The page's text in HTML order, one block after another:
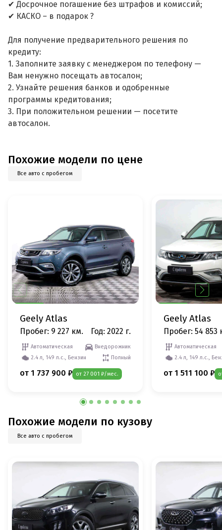
✔ Досрочное погашение без штрафов и комиссий;
✔ КАСКО – в подарок ?
Для получение предварительного решения по
кредиту:
1. Заполните заявку с менеджером по телефону —
Вам ненужно посещать автосалон;
2. Узнайте решения банков и одобренные
программы кредитования;
3. При положительном решении — посетите
автосалон.
Похожие модели по цене
Все авто с пробегом
Geely Atlas
Пробег: 9 227 км. Год: 2022 г.
Автоматическая
Внедорожник
2.4 л, 149 л.с., Бензин
Полный
от 1 737 900 ₽ от 27 001 ₽/мес.
Geely Atlas
Пробег: 54 853
Автоматическая
2.4 л, 149 л.с.,
от 1 511 100 ₽
Похожие модели по кузову
Все авто с пробегом